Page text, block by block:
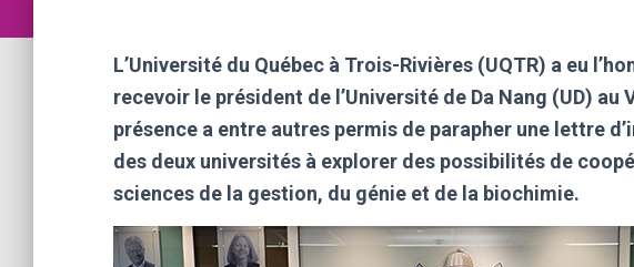
L’Université du Québec à Trois-Rivières (UQTR) a eu
recevoir le président de l’Université de Da Nang (UD) au
présence a entre autres permis de parapher une lettre
des deux universités à explorer des possibilités de
sciences de la gestion, du génie et de la biochimie.